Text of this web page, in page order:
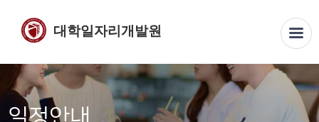
대학일자리개발원